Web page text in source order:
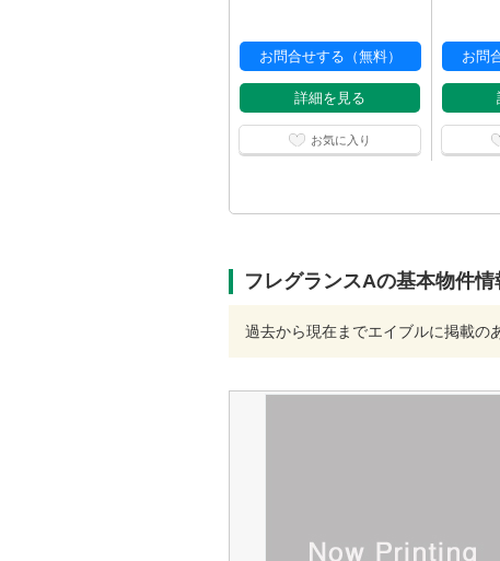
お問合せする（無料）
詳細を見る
お気に入り
お問
フレグランスAの基本物件情
過去から現在までエイブルに掲載の